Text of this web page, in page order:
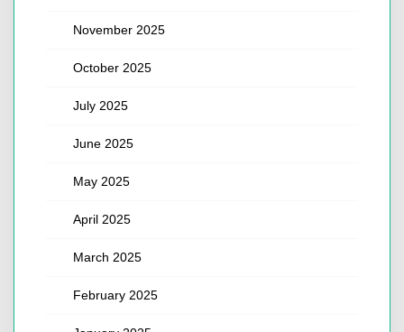
November 2025
October 2025
July 2025
June 2025
May 2025
April 2025
March 2025
February 2025